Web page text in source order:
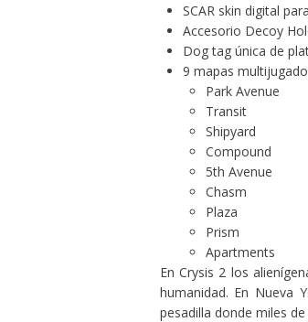
SCAR skin digital
Accesorio Decoy
Dog tag única de
9 mapas
Park Avenue
Transit
Shipyard
Compound
5th Avenue
Chasm
Plaza
Prism
Apartments
En Crysis 2 los
humanidad. En Nueva
pesadilla donde miles